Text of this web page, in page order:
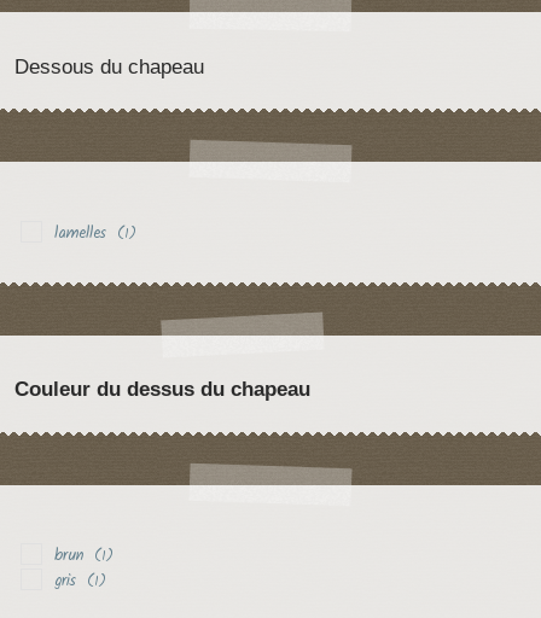
Dessous du chapeau
lamelles (1)
Couleur du dessus du chapeau
brun (1)
gris (1)